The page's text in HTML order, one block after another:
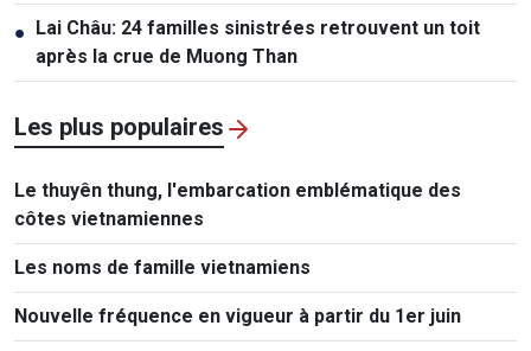
● Lai Châu: 24 familles sinistrées retrouvent un toit
après la crue de Muong Than
Les plus populaires
Le thuyên thung, l'embarcation emblématique des
côtes vietnamiennes
Les noms de famille vietnamiens
Nouvelle fréquence en vigueur à partir du 1er juin